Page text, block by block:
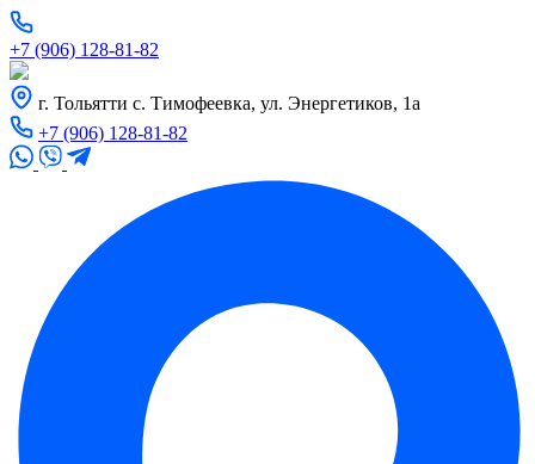
+7 (906) 128-81-82
г. Тольятти с. Тимофеевка, ул. Энергетиков, 1а
+7 (906) 128-81-82